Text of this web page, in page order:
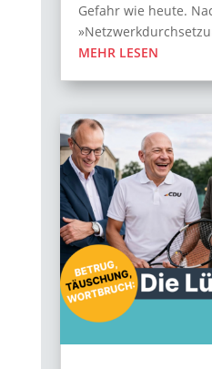
Gefahr wie heute.
MEHR LESEN